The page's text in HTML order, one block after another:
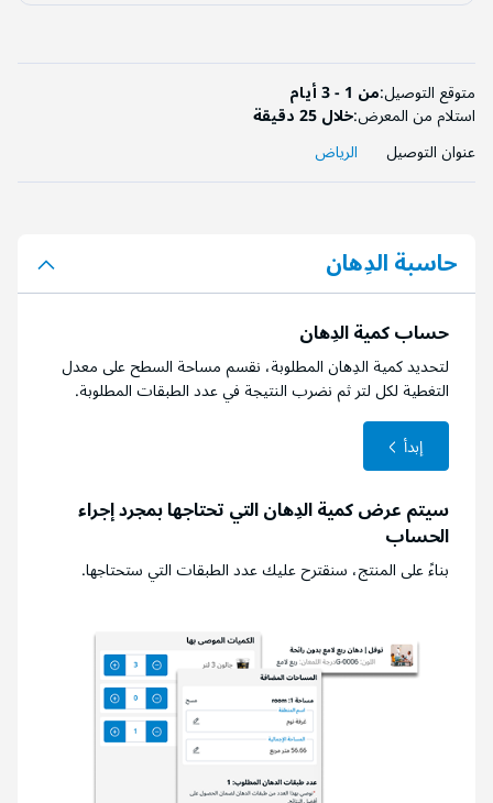
متوقع التوصيل:من 1 - 3 أيام
استلام من المعرض:خلال 25 دقيقة
عنوان التوصيل
الرياض
حاسبة الدِهان
حساب كمية الدِهان
لتحديد كمية الدِهان المطلوبة، نقسم مساحة السطح على معدل
التغطية لكل لتر ثم نضرب النتيجة في عدد الطبقات المطلوبة.
إبدأ
سيتم عرض كمية الدِهان التي تحتاجها بمجرد إجراء
الحساب
بناءً على المنتج، سنقترح عليك عدد الطبقات التي ستحتاجها.